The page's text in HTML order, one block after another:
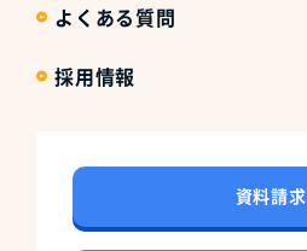
よくある質問
採用情報
資料請求